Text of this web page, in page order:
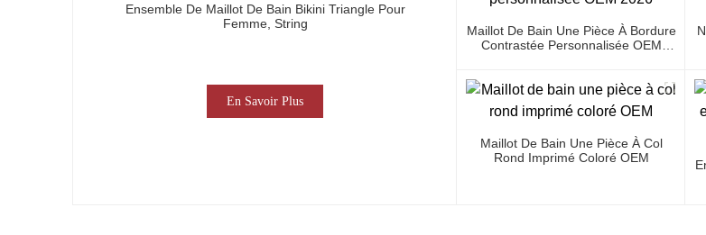
Ensemble De Maillot De Bain Bikini Triangle Pour
Femme, String
En Savoir Plus
Maillot De Bain Une Pièce À Bordure
Contrastée Personnalisée OEM
Maillot De Bain Une Pièce À Col
Rond Imprimé Coloré OEM